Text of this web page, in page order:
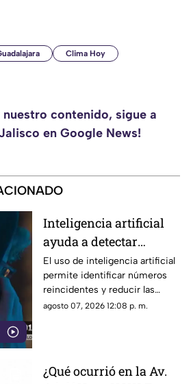
Clima Hoy
nuestro contenido, sigue a
en Google News!
Inteligencia artificial
ayuda a detectar
llamadas falsas al 911
en Jalisco
El uso de inteligencia artificial
permite identificar números
reincidentes y reducir las
llamadas falsas al 911 en Jalisco
agosto 07, 2026 12:08 p. m.
¿Qué ocurrió en la Av.